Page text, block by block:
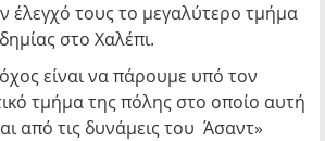
έλεγχό τους το μεγαλύτερο τμήμα
στο Χαλέπι.
είναι να πάρουμε υπό τον
τμήμα της πόλης στο οποίο αυτή
από τις δυνάμεις του Άσαντ»